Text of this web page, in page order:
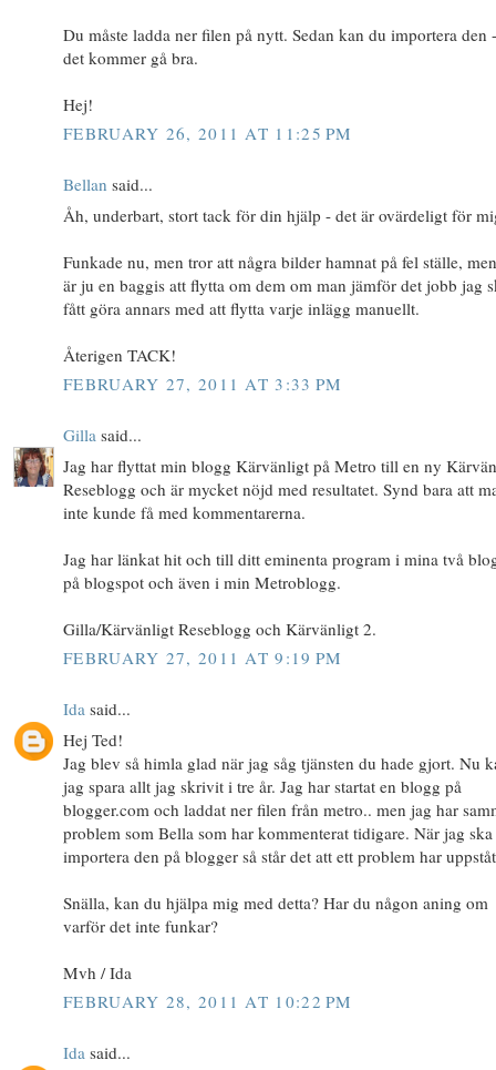
Du måste ladda ner filen på nytt. Sedan kan du importera den
det kommer gå bra.
Hej!
FEBRUARY 26, 2011 AT 11:25 PM
Bellan said...
Åh, underbart, stort tack för din hjälp - det är ovärdeligt för
Funkade nu, men tror att några bilder hamnat på fel ställe,
är ju en baggis att flytta om dem om man jämför det jobb jag
fått göra annars med att flytta varje inlägg manuellt.
Återigen TACK!
FEBRUARY 27, 2011 AT 3:33 PM
Gilla said...
Jag har flyttat min blogg Kärvänligt på Metro till en ny
Reseblogg och är mycket nöjd med resultatet. Synd bara att
inte kunde få med kommentarerna.
Jag har länkat hit och till ditt eminenta program i mina två
på blogspot och även i min Metroblogg.
Gilla/Kärvänligt Reseblogg och Kärvänligt 2.
FEBRUARY 27, 2011 AT 9:19 PM
Ida said...
Hej Ted!
Jag blev så himla glad när jag såg tjänsten du hade gjort. Nu
jag spara allt jag skrivit i tre år. Jag har startat en blogg på
blogger.com och laddat ner filen från metro.. men jag har
problem som Bella som har kommenterat tidigare. När jag ska
importera den på blogger så står det att ett problem har
Snälla, kan du hjälpa mig med detta? Har du någon aning om
varför det inte funkar?
Mvh / Ida
FEBRUARY 28, 2011 AT 10:22 PM
Ida said...